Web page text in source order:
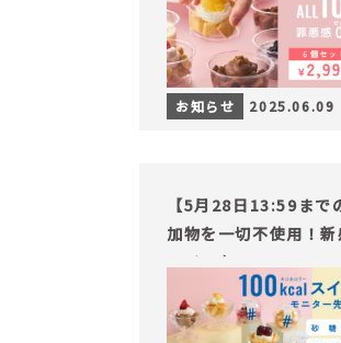
お知らせ 2025.06.09
【5月28日13:59まで
加物を一切不使用！
ライフを。